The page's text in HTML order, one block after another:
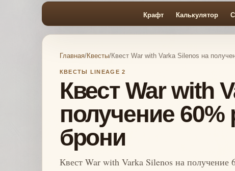
Крафт Калькулятор
Главная/Квесты/Квест War with Varka Silenos на
КВЕСТЫ LINEAGE 2
Квест War with
получение 60%
брони
Квест War with Varka Silenos на получение